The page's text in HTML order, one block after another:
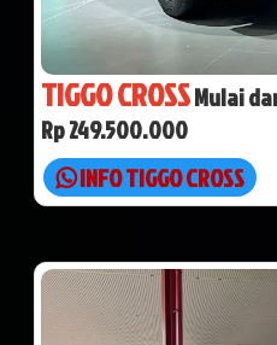
TIGGO CROSSMulai
Rp 249.500.000
INFO TIGGO CROSS